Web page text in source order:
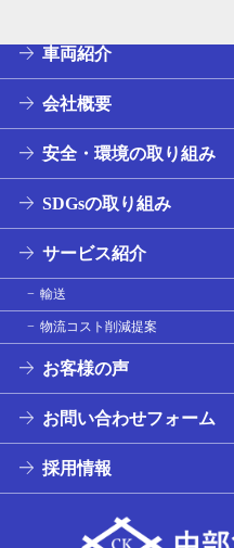
車両紹介
会社概要
安全・環境の取り組み
SDGsの取り組み
サービス紹介
輸送
物流コスト削減提案
お客様の声
お問い合わせフォーム
採用情報